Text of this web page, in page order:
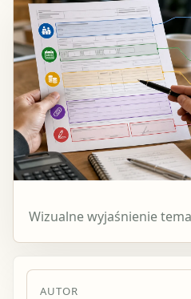
Wizualne wyjaśnienie
AUTOR